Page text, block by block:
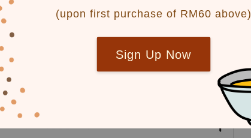
(upon first purchase of RM60 above)
Sign Up Now